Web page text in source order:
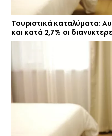
Τουριστικά καταλύματα:
και κατά 2,7% οι